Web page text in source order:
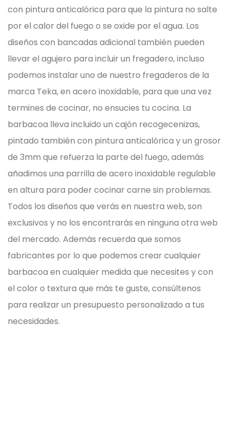
con pintura anticalórica para que la pintura no salte
por el calor del fuego o se oxide por el agua. Los
diseños con bancadas adicional también pueden
llevar el agujero para incluir un fregadero, incluso
podemos instalar uno de nuestro fregaderos de la
marca Teka, en acero inoxidable, para que una vez
termines de cocinar, no ensucies tu cocina. La
barbacoa lleva incluido un cajón recogecenizas,
pintado también con pintura anticalórica y un grosor
de 3mm que refuerza la parte del fuego, además
añadimos una parrilla de acero inoxidable regulable
en altura para poder cocinar carne sin problemas.
Todos los diseños que verás en nuestra web, son
exclusivos y no los encontrarás en ninguna otra web
del mercado. Además recuerda que somos
fabricantes por lo que podemos crear cualquier
barbacoa en cualquier medida que necesites y con
el color o textura que más te guste, consúltenos
para realizar un presupuesto personalizado a tus
necesidades.